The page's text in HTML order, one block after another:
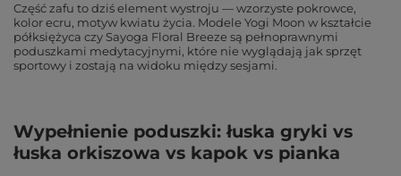
Część zafu to dziś element wystroju — wzorzyste pokrowce,
kolor ecru, motyw kwiatu życia. Modele Yogi Moon w kształcie
półksiężyca czy Sayoga Floral Breeze są pełnoprawnymi
poduszkami medytacyjnymi, które nie wyglądają jak sprzęt
sportowy i zostają na widoku między sesjami.
Wypełnienie poduszki: łuska gryki vs
łuska orkiszowa vs kapok vs pianka